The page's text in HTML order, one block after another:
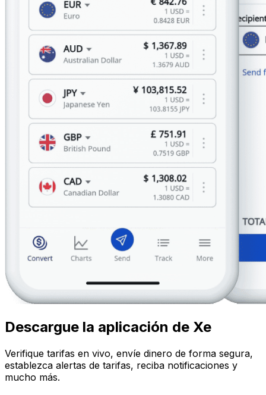
Descargue la aplicación de Xe
Verifique tarifas en vivo, envíe dinero de forma segura,
establezca alertas de tarifas, reciba notificaciones y
mucho más.